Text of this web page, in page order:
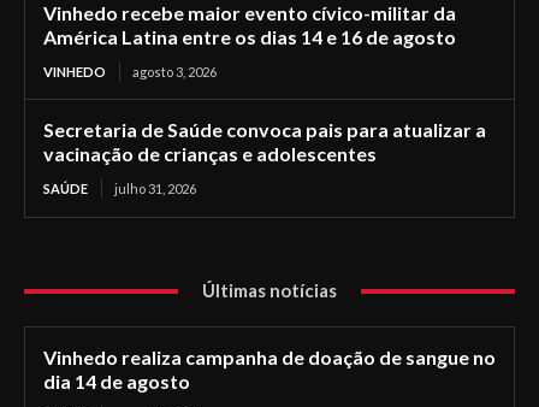
Vinhedo recebe maior evento cívico-militar da
América Latina entre os dias 14 e 16 de agosto
VINHEDO agosto 3, 2026
Secretaria de Saúde convoca pais para atualizar a
vacinação de crianças e adolescentes
SAÚDE julho 31, 2026
Últimas notícias
Vinhedo realiza campanha de doação de sangue no
dia 14 de agosto